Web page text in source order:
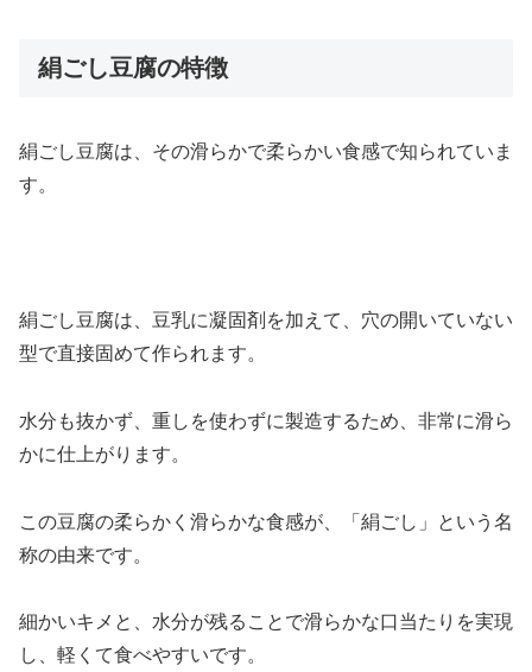
絹ごし豆腐の特徴
絹ごし豆腐は、その滑らかで柔らかい食感で知られていま
す。
絹ごし豆腐は、豆乳に凝固剤を加えて、穴の開いていない
型で直接固めて作られます。
水分も抜かず、重しを使わずに製造するため、非常に滑ら
かに仕上がります。
この豆腐の柔らかく滑らかな食感が、「絹ごし」という名
称の由来です。
細かいキメと、水分が残ることで滑らかな口当たりを実現
し、軽くて食べやすいです。